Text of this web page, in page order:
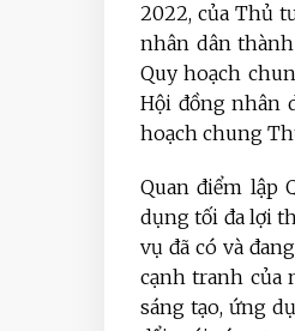
2022, của Thủ
nhân dân
Quy hoạch
Hội đồng nhân
hoạch chung
Quan điểm lập
dụng tối đa lợi
vụ đã có và
cạnh tranh của
sáng tạo, ứng